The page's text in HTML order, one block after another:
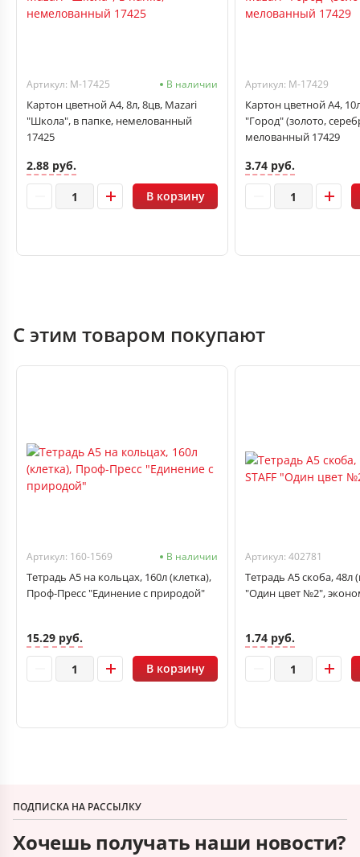
Артикул: M-17425 В наличии
Картон цветной A4, 8л, 8цв, Mazari
"Школа", в папке, немелованный
17425
2.88 руб.
В корзину
Артикул: M-17429
Картон цветной A4,
"Город" (золото,
мелованный 17429
3.74 руб.
С этим товаром покупают
Артикул: 160-1569 В наличии
Тетрадь А5 на кольцах, 160л (клетка),
Проф-Пресс "Единение с природой"
15.29 руб.
В корзину
Артикул: 402781
Тетрадь А5 скоба, 48л
"Один цвет №2",
1.74 руб.
ПОДПИСКА НА РАССЫЛКУ
Хочешь получать наши новости?